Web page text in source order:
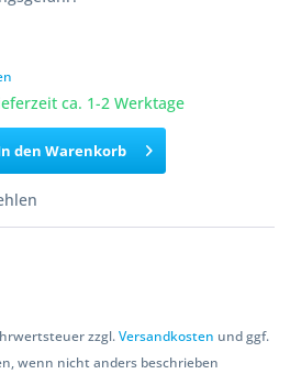
ca. 1-2 Werktage
den Warenkorb
zzgl.Versandkosten und ggf.
wenn nicht anders beschrieben